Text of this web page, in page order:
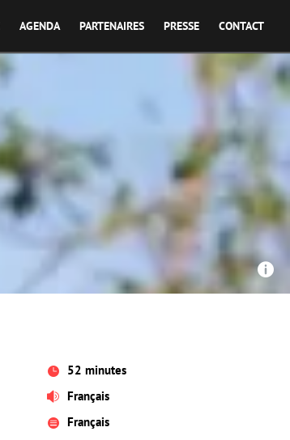
AGENDA PARTENAIRES PRESSE CONTACT
ARTE G.E.I.E. - Bornéo, la forêt miraculée 
 52 minutes
 Français
 Français